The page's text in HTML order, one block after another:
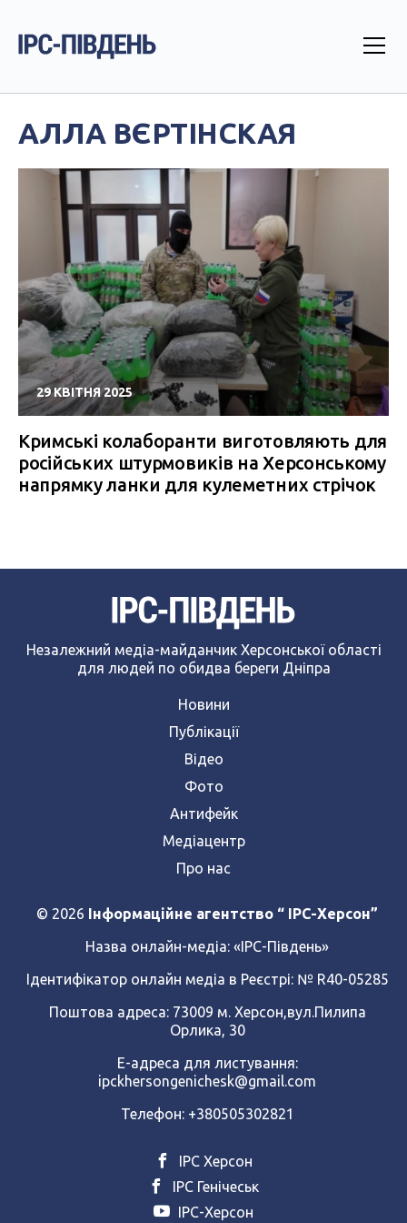
АЛЛА ВЄРТІНСКАЯ
29 КВІТНЯ 2025
Кримські колаборанти виготовляють для
російських штурмовиків на Херсонському
напрямку ланки для кулеметних стрічок
Незалежний медіа-майданчик Херсонської області
для людей по обидва береги Дніпра
Новини
Публікації
Відео
Фото
Антифейк
Медіацентр
Про нас
© 2026 Інформаційне агентство “ IPC-Херсон”
Назва онлайн-медіа: «ІРС-Південь»
Ідентифікатор онлайн медіа в Реєстрі: № R40-05285
Поштова адреса: 73009 м. Херсон,вул.Пилипа
Орлика, 30
Е-адреса для листування:
ipckhersongenichesk@gmail.com
Телефон: +380505302821
ІРС Херсон
ІРС Генічеськ
ІРС-Херсон